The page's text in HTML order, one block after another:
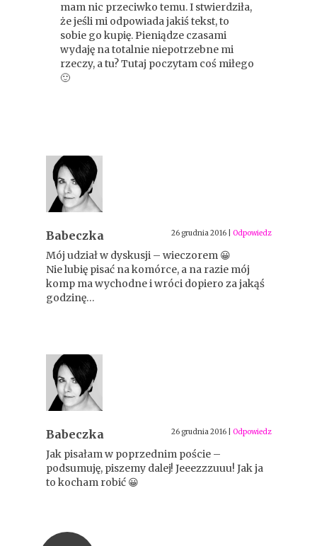
mam nic przeciwko temu. I stwierdziła,
że jeśli mi odpowiada jakiś tekst, to
sobie go kupię. Pieniądze czasami
wydaję na totalnie niepotrzebne mi
rzeczy, a tu? Tutaj poczytam coś miłego
🙂
Babeczka 26 grudnia 2016 Odpowiedz
Mój udział w dyskusji – wieczorem 😀
Nie lubię pisać na komórce, a na razie mój
komp ma wychodne i wróci dopiero za jakąś
godzinę…
Babeczka 26 grudnia 2016 Odpowiedz
Jak pisałam w poprzednim poście –
podsumuję, piszemy dalej! Jeeezzzuuu! Jak ja
to kocham robić 😀